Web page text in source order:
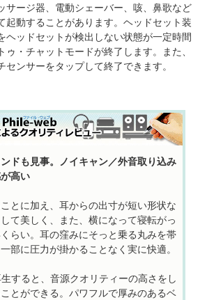
サージ器、電動シェーバー、咳、鼻歌など
起動することがあります。ヘッドセット装
ヘッドセットが検出しない状態が一定時間
ゥ・チャットモードが終了します。また、
センサーをタップして終了できます。
ドも見事。ノイキャン／外音取り込み
高い
とに加え、耳からの出寸が短い形状な
て美しく、また、横になって寝転がっ
らい。耳の窪みにそっと乗る丸みを帯
部に圧力が掛かることなく実に快適。
すると、音源クオリティーの高さをし
とができる。パワフルで厚みのあるベ